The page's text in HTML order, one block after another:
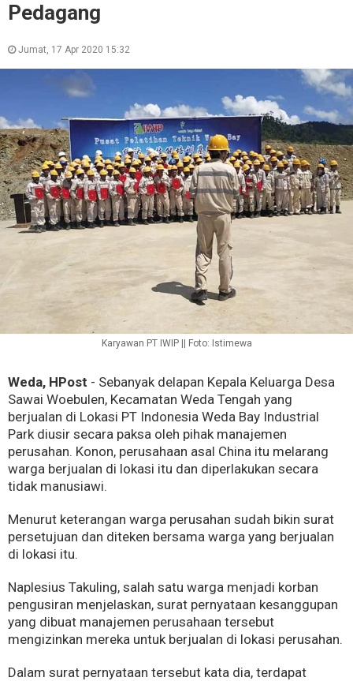
Pedagang
Jumat, 17 Apr 2020 15:32
Karyawan PT IWIP || Foto: Istimewa
Weda, HPost - Sebanyak delapan Kepala Keluarga Desa
Sawai Woebulen, Kecamatan Weda Tengah yang
berjualan di Lokasi PT Indonesia Weda Bay Industrial
Park diusir secara paksa oleh pihak manajemen
perusahan. Konon, perusahaan asal China itu melarang
warga berjualan di lokasi itu dan diperlakukan secara
tidak manusiawi.
Menurut keterangan warga perusahan sudah bikin surat
persetujuan dan diteken bersama warga yang berjualan
di lokasi itu.
Naplesius Takuling, salah satu warga menjadi korban
pengusiran menjelaskan, surat pernyataan kesanggupan
yang dibuat manajemen perusahaan tersebut
mengizinkan mereka untuk berjualan di lokasi perusahan.
Dalam surat pernyataan tersebut kata dia, terdapat